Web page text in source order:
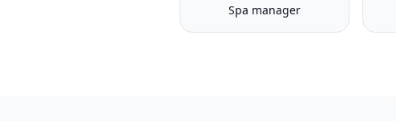
Spa manager